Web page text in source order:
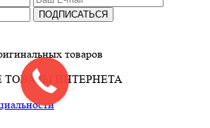
ПОДПИСАТЬСЯ
товаров
ИНТЕРНЕТА